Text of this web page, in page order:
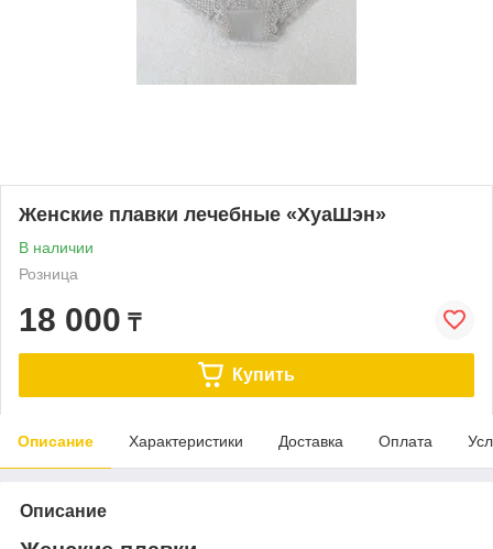
Женские плавки лечебные «ХуаШэн»
В наличии
Розница
18 000 ₸
Купить
Описание Характеристики Доставка Оплата
Описание